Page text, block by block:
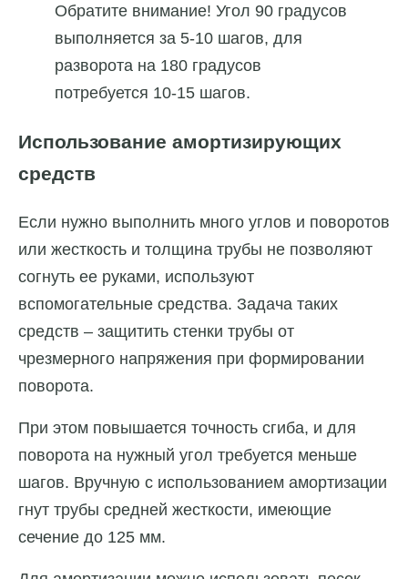
Обратите внимание! Угол 90 градусов
выполняется за 5-10 шагов, для
разворота на 180 градусов
потребуется 10-15 шагов.
Использование амортизирующих
средств
Если нужно выполнить много углов и поворотов
или жесткость и толщина трубы не позволяют
согнуть ее руками, используют
вспомогательные средства. Задача таких
средств – защитить стенки трубы от
чрезмерного напряжения при формировании
поворота.
При этом повышается точность сгиба, и для
поворота на нужный угол требуется меньше
шагов. Вручную с использованием амортизации
гнут трубы средней жесткости, имеющие
сечение до 125 мм.